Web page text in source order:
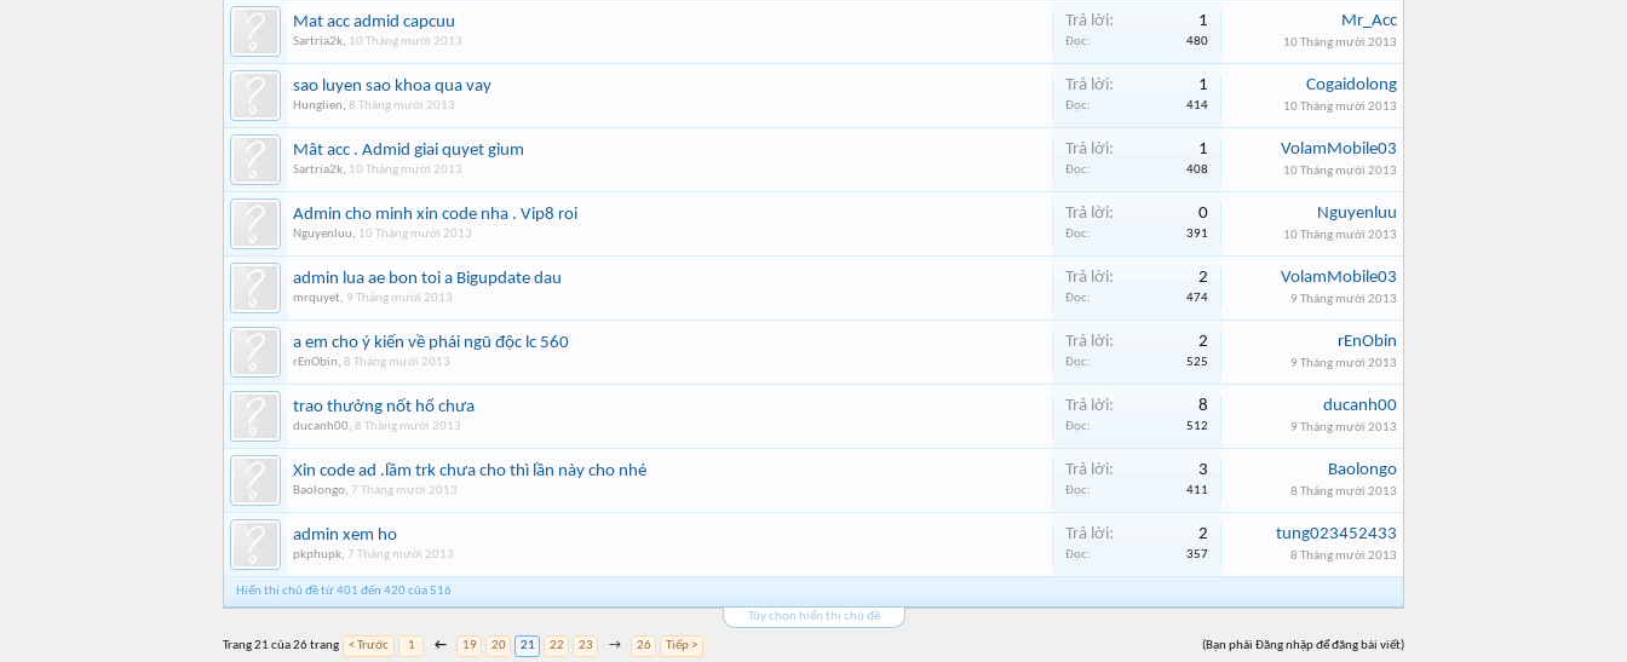
Mat acc admid capcuu
Sartria2k, 10 Tháng mười 2013
Trả lời: 1
Đọc: 480
Mr_Acc
10 Tháng mười 2013
sao luyen sao khoa qua vay
Hunglien, 8 Tháng mười 2013
Trả lời: 1
Đọc: 414
Cogaidolong
10 Tháng mười 2013
Mât acc . Admid giai quyet gium
Sartria2k, 10 Tháng mười 2013
Trả lời: 1
Đọc: 408
VolamMobile03
10 Tháng mười 2013
Admin cho minh xin code nha . Vip8 roi
Nguyenluu, 10 Tháng mười 2013
Trả lời: 0
Đọc: 391
Nguyenluu
10 Tháng mười 2013
admin lua ae bon toi a Bigupdate dau
mrquyet, 9 Tháng mười 2013
Trả lời: 2
Đọc: 474
VolamMobile03
9 Tháng mười 2013
a em cho ý kiến về phái ngũ độc lc 560
rEnObin, 8 Tháng mười 2013
Trả lời: 2
Đọc: 525
rEnObin
9 Tháng mười 2013
trao thưởng nốt hổ chưa
ducanh00, 8 Tháng mười 2013
Trả lời: 8
Đọc: 512
ducanh00
9 Tháng mười 2013
Xin code ad .lầm trk chưa cho thì lần này cho nhé
Baolongo, 7 Tháng mười 2013
Trả lời: 3
Đọc: 411
Baolongo
8 Tháng mười 2013
admin xem ho
pkphupk, 7 Tháng mười 2013
Trả lời: 2
Đọc: 357
tung023452433
8 Tháng mười 2013
Hiển thị chủ đề từ 401 đến 420 của 516
Tùy chọn hiển thị chủ đề
(Bạn phải Đăng nhập để đăng bài viết)
Trang 21 của 26 trang < Trước 1 ← 19 20 21 22 23 → 26 Tiếp >